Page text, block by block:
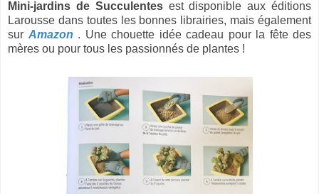
Mini-jardins de Succulentesest disponible aux éditions
Larousse dans toutes les bonnes librairies, mais également
sur Amazon . Une chouette idée cadeau pour la fête des
mères ou pour tous les passionnés de plantes !